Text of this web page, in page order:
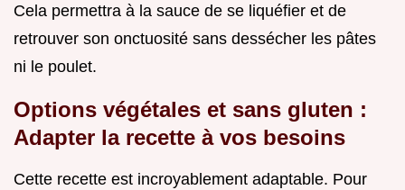
Cela permettra à la sauce de se liquéfier et de
retrouver son onctuosité sans dessécher les pâtes
ni le poulet.
Options végétales et sans gluten :
Adapter la recette à vos besoins
Cette recette est incroyablement adaptable. Pour